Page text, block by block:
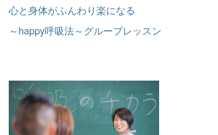
心と身体がふんわり楽になる
～happy呼吸法～グループレッスン